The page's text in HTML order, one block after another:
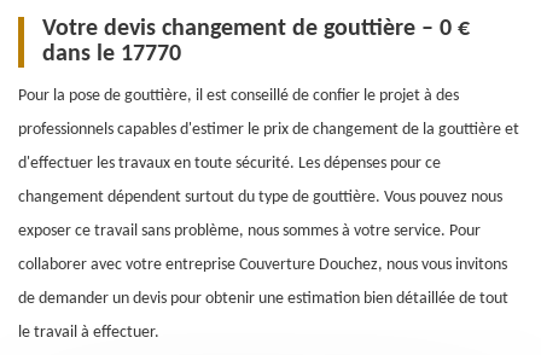
Votre devis changement de gouttière – 0 €
dans le 17770
Pour la pose de gouttière, il est conseillé de confier le projet à des
professionnels capables d'estimer le prix de changement de la gouttière et
d'effectuer les travaux en toute sécurité. Les dépenses pour ce
changement dépendent surtout du type de gouttière. Vous pouvez nous
exposer ce travail sans problème, nous sommes à votre service. Pour
collaborer avec votre entreprise Couverture Douchez, nous vous invitons
de demander un devis pour obtenir une estimation bien détaillée de tout
le travail à effectuer.